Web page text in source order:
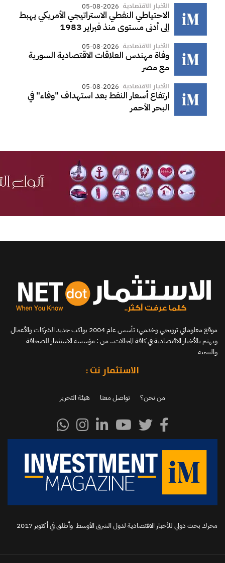
الأخبار الاقتصادية 05-08-2026
الاحتياطي النفطي الاستراتيجي الأمريكي يهبط
إلى أدنى مستوى منذ فبراير 1983
الأخبار الاقتصادية 05-08-2026
وفاة مهندس العلاقات الاقتصادية السورية
مع مصر
الأخبار الاقتصادية 05-08-2026
ارتفاع أسعار النفط بعد استهداف "وفاء" في
البحر الأحمر
موقع معلوماتي ترويجي وخدمي؛ تأسس عام 2004 يواكب جديد الشركات والأعمال
ويهتم بالأخبار الاقتصادية في كافة المجالات.. من : مؤسسة الاستثمار للصحافة
والتنمية
الاستثمار نت :
من نحن؟ تواصل معنا هيئة التحرير
محرك بحث دولي للأخبار الاقتصادية لدول الشرق الأوسط وأطلق في أكتوبر 2017‬